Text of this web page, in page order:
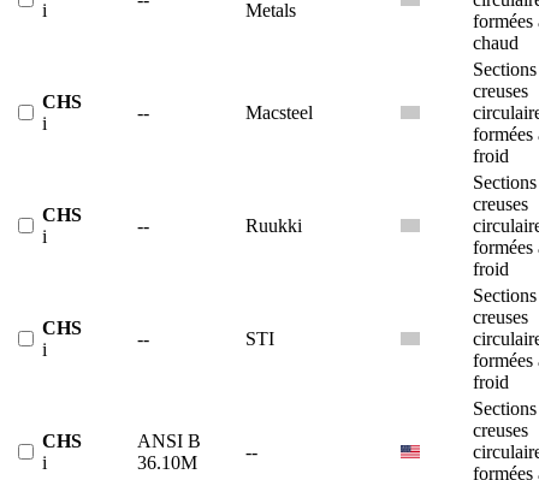
i
Metals
formées
chaud
CHS
i
-- Macsteel
Sections
creuses
formées
froid
CHS
i
-- Ruukki
Sections
creuses
formées
froid
CHS
i
-- STI
Sections
creuses
formées
froid
CHS
i
ANSI B
36.10M
--
Sections
creuses
formées